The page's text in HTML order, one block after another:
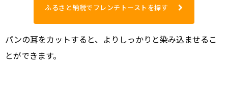
ふるさと納税でフレンチトーストを探す
パンの耳をカットすると、よりしっかりと染み込ませるこ
とができます。